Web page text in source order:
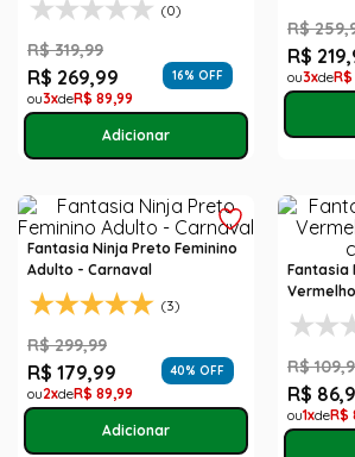
(0)
R$ 319,99
R$ 269,99 16% OFF
3 R$ 89,99
R$ 259,
R$ 219,
3 R$
Fantasia Ninja Preto Feminino
Adulto - Carnaval
(3)
R$ 299,99
R$ 179,99 40% OFF
2 R$ 89,99
Fantasia
Capuz
R$ 109,
R$ 86,
1 R$